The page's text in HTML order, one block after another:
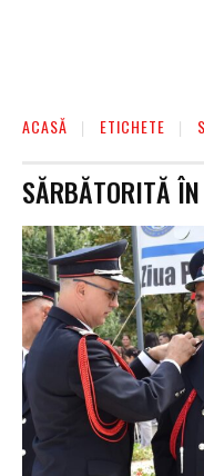
ACASĂ ETICHETE
SĂRBĂTORITĂ ÎN